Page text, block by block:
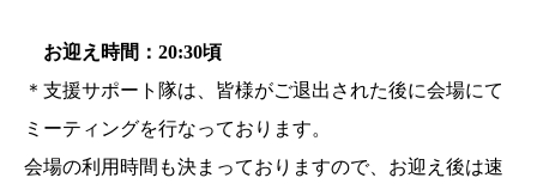
お迎え時間：20:30頃
＊支援サポート隊は、皆様がご退出された後に会場にて
ミーティングを行なっております。
会場の利用時間も決まっておりますので、お迎え後は速